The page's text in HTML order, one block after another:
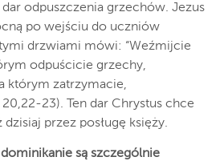
odpuszczenia grzechów. Jezus
po wejściu do uczniów
drzwiami mówi: “Weźmijcie
odpuścicie grzechy,
którym zatrzymacie,
20,22-23). Ten dar Chrystus chce
przez posługę księży.
są szczególnie